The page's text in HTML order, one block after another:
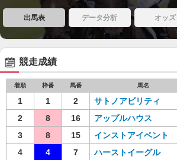
出馬表 データ分析 オッズ
競走成績
着順 枠番 馬番 馬名
1 1 2 サトノアビリティ
2
8 16 アップルハウス
3
8 15 インストアイベント
4
4 7 ハーストイーグル